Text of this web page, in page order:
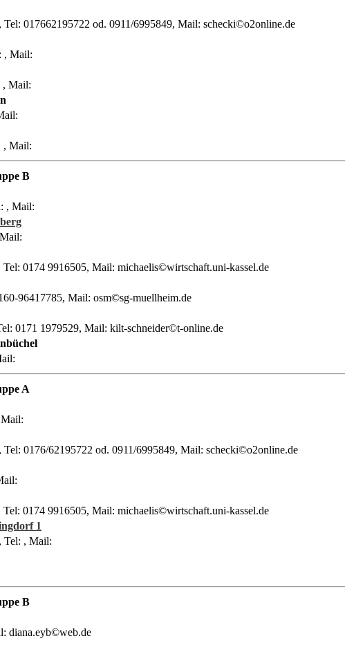
Tel: 017662195722 od. 0911/6995849, Mail: schecki©o2online.de
, Mail:
, Mail:
, Mail:
B
, Mail:
Tel: 0174 9916505, Mail: michaelis©wirtschaft.uni-kassel.de
96417785, Mail: osm©sg-muellheim.de
0171 1979529, Mail: kilt-schneider©t-online.de
A
Tel: 0176/62195722 od. 0911/6995849, Mail: schecki©o2online.de
Tel: 0174 9916505, Mail: michaelis©wirtschaft.uni-kassel.de
1
Tel: , Mail:
B
diana.eyb©web.de